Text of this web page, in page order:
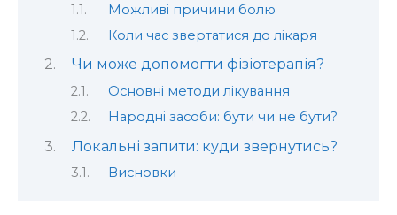
Можливі причини болю
Коли час звертатися до лікаря
Чи може допомогти фізіотерапія?
Основні методи лікування
Народні засоби: бути чи не бути?
Локальні запити: куди звернутись?
Висновки